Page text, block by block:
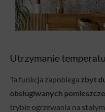
Utrzymanie
Ta funkcja zapobiega zbyt
obsługiwanych
trybie ogrzewania na